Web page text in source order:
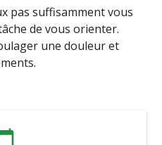
pas suffisamment vous
de vous orienter.
une douleur et